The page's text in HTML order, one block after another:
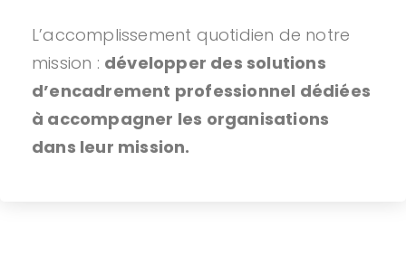
L’accomplissement quotidien de notre
mission : développer des solutions
d’encadrement professionnel dédiées
à accompagner les organisations
dans leur mission.